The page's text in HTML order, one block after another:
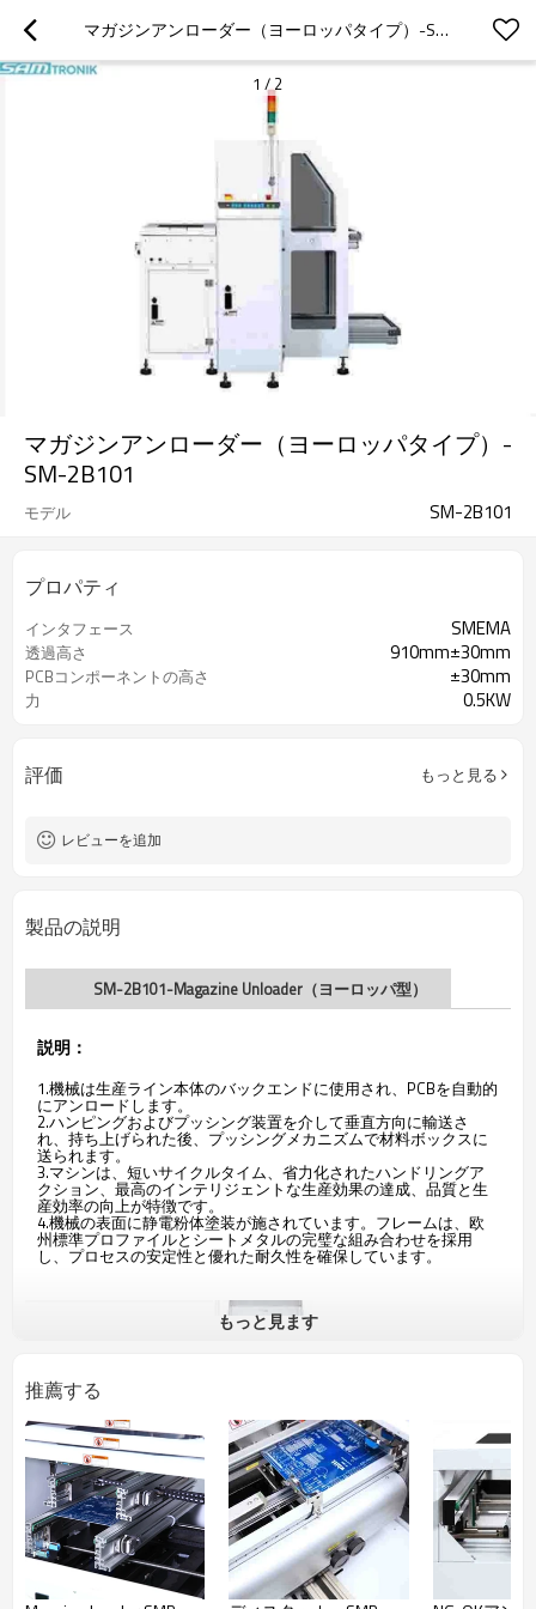
マガジンアンローダー（ヨーロッパタイプ）-SM-2B101
1 /2
マガジンアンローダー（ヨーロッパタイプ）-
SM-2B101
モデル SM-2B101
プロパティ
インタフェース SMEMA
透過高さ 910mm±30mm
PCBコンポーネントの高さ ±30mm
力 0.5KW
評価 もっと見る
レビューを追加
製品の説明
SM-2B101-Magazine Unloader（ヨーロッパ型）
説明：
1.機械は生産ライン本体のバックエンドに使用され、PCBを自動的
にアンロードします。
2.ハンピングおよびプッシング装置を介して垂直方向に輸送さ
れ、持ち上げられた後、プッシングメカニズムで材料ボックスに
送られます。
3.マシンは、短いサイクルタイム、省力化されたハンドリングア
クション、最高のインテリジェントな生産効果の達成、品質と生
産効率の向上が特徴です。
4.機械の表面に静電粉体塗装が施されています。フレームは、欧
州標準プロファイルとシートメタルの完璧な組み合わせを採用
し、プロセスの安定性と優れた耐久性を確保しています。
もっと見ます
推薦する